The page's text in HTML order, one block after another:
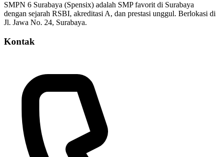
SMPN 6 Surabaya (Spensix) adalah SMP favorit di Surabaya
dengan sejarah RSBI, akreditasi A, dan prestasi unggul. Berlokasi di
Jl. Jawa No. 24, Surabaya.
Kontak